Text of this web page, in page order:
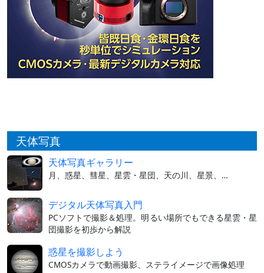
天体写真
天体写真ギャラリー
月、惑星、彗星、星雲・星団、天の川、星景、…
デジタル天体写真入門
PCソフトで撮影＆処理。明るい場所でもできる星雲・星
団撮影を初歩から解説
惑星を撮影しよう
CMOSカメラで動画撮影、ステライメージで画像処理